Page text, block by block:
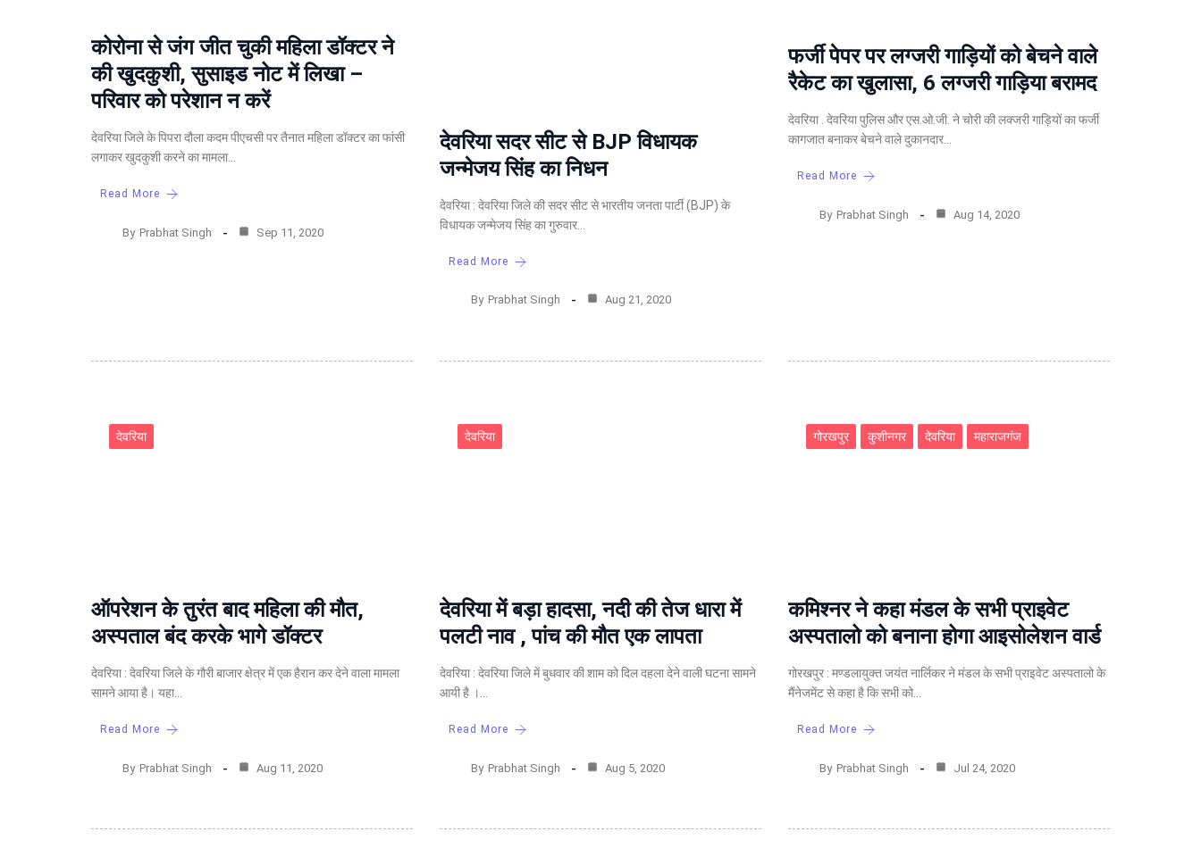
कोरोना से जंग जीत चुकी महिला डॉक्टर ने
की खुदकुशी, सुसाइड नोट में लिखा –
परिवार को परेशान न करें
देवरिया जिले के पिपरा दौला कदम पीएचसी पर तैनात महिला डॉक्टर का फांसी
लगाकर खुदकुशी करने का मामला…
Read More
By Prabhat Singh Sep 11, 2020
देवरिया सदर सीट से BJP विधायक
जन्मेजय सिंह का निधन
देवरिया : देवरिया जिले की सदर सीट से भारतीय जनता पार्टी (BJP) के
विधायक जन्मेजय सिंह का गुरुवार…
Read More
By Prabhat Singh Aug 21, 2020
फर्जी पेपर पर लग्जरी गाड़ियों को बेचने वाले
रैकेट का खुलासा, 6 लग्जरी गाड़िया बरामद
देवरिया . देवरिया पुलिस और एस.ओ.जी. ने चोरी की लक्जरी गाड़ियों का फर्जी
कागजात बनाकर बेचने वाले दुकानदार…
Read More
By Prabhat Singh Aug 14, 2020
देवरिया
ऑपरेशन के तुरंत बाद महिला की मौत,
अस्‍पताल बंद करके भागे डॉक्‍टर
देवरिया : देवरिया जिले के गौरी बाजार क्षेत्र में एक हैरान कर देने वाला मामला
सामने आया है। यहा…
Read More
By Prabhat Singh Aug 11, 2020
देवरिया
देवरिया में बड़ा हादसा, नदी की तेज धारा में
पलटी नाव , पांच की मौत एक लापता
देवरिया : देवरिया जिले में बुधवार की शाम को दिल दहला देने वाली घटना सामने
आयी है ।…
Read More
By Prabhat Singh Aug 5, 2020
गोरखपुर कुशीनगर देवरिया महाराजगंज
कमिश्नर ने कहा मंडल के सभी प्राइवेट
अस्पतालो को बनाना होगा आइसोलेशन वार्ड
गोरखपुर : मण्डलायुक्त जयंत नार्लिकर ने मंडल के सभी प्राइवेट अस्पतालो के
मैंनेजमेंट से कहा है कि सभी को…
Read More
By Prabhat Singh Jul 24, 2020